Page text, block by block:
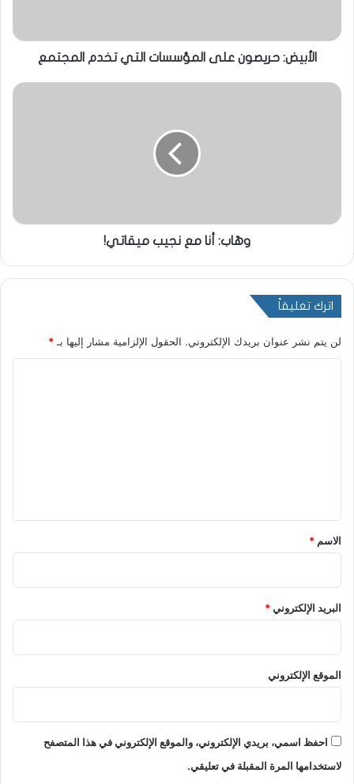
الأبيض: حريصون على المؤسسات التي تخدم المجتمع
وهّاب: أنا مع نجيب ميقاتي!
اترك تعليقاً
لن يتم نشر عنوان بريدك الإلكتروني. الحقول الإلزامية مشار إليها بـ*
*
الاسم *
البريد الإلكتروني*
الموقع الإلكتروني
احفظ اسمي، بريدي الإلكتروني، والموقع الإلكتروني في هذا المتصفح
لاستخدامها المرة المقبلة في تعليقي.